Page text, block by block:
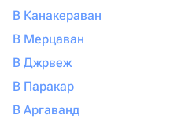
В Канакераван
В Мерцаван
В Джрвеж
В Паракар
В Аргаванд